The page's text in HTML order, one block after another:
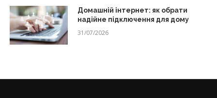
Домашній інтернет: як обрати
надійне підключення для дому
31/07/2026